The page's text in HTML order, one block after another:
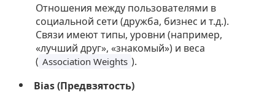
Отношения между пользователями в
социальной сети (дружба, бизнес и т.д.).
Связи имеют типы, уровни (например,
«лучший друг», «знакомый») и веса
( Association Weights ).
Bias (Предвзятость)